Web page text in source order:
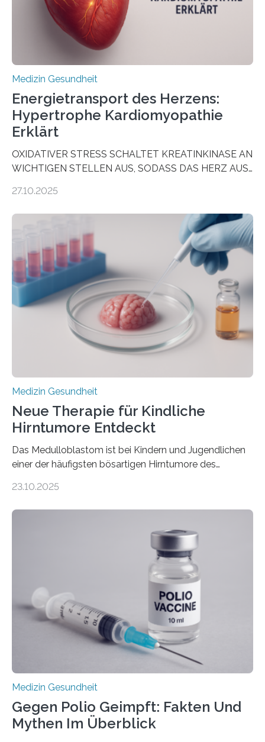
häufigsten Krebsarten und stellt…
Medizin Gesundheit
Energietransport des Herzens:
Hypertrophe Kardiomyopathie
Erklärt
OXIDATIVER STRESS SCHALTET KREATINKINASE AN
WICHTIGEN STELLEN AUS, SODASS DAS HERZ AUS
aus dem Deutschen Zentrum für Herzinsuffizienz
im Journal Circulation, warum der Energietransport bei
der Hypertrophen Kardiomyopathie (HCM) versagen
kann und wie sich durch eine Verringerung der
Herzbelastung und des oxidativen Stresses
Rhythmusstörungen reduzieren lassen. Würzburg. Die
hypertrophe Kardiomyopathie (HCM) ist die häufigste
erblich bedingte Herzerkrankung. Sie führt dazu, dass
sich die linke Herzkammer verdickt, der Herzmuskel zu
stark kontrahiert…
27.10.2025
Medizin Gesundheit
Neue Therapie für Kindliche
Hirntumore Entdeckt
Das Medulloblastom ist bei Kindern und Jugendlichen
einer der häufigsten bösartigen Hirntumore des
Betroffenen können mit heutigen Methoden geheilt
Dringend benötigt werden zielgerichtete Therapien, die
nur Tumorschwachstellen angreifen und normales
Gewebe verschonen. Forschende um Daniel Merk vom
Hertie-Institut für klinische Hirnforschung am
Universitätsklinikum Tübingen haben eine solche
Schwachstelle im Erbgut einer Untergruppe des
Medulloblastoms gefunden. Die Wilhelm Sander-
Stiftung unterstützte das Projekt…
23.10.2025
Medizin Gesundheit
Gegen Polio Geimpft: Fakten Und
Mythen Im Überblick